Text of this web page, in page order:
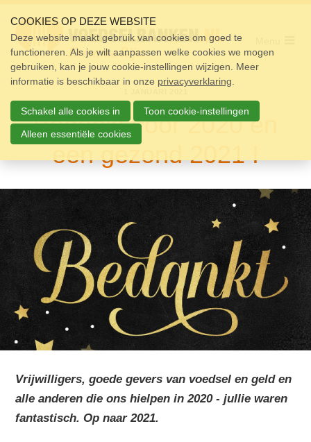
links
over
Spring
naar
de
Spring
naar
de
inhoud
Bedankt voor 2020 en
een gezond 2021 !
Vrijwilligers, goede gevers van voedsel en geld en
alle anderen die ons hielpen in 2020 - jullie waren
fantastisch. Op naar 2021.
Home
Pakket
Doneren
Vrijwilligers
Doneer
Contact
Zoek
COOKIES OP DEZE WEBSITE
Deze website maakt gebruik van cookies om goed te
functioneren. Als je wilt aanpassen welke cookies we mogen
gebruiken, kan je jouw cookie-instellingen wijzigen. Meer
informatie is beschikbaar in onze privacyverklaring
Schakel alle cookies in Toon cookie-instellingen
Alleen essentiële cookies